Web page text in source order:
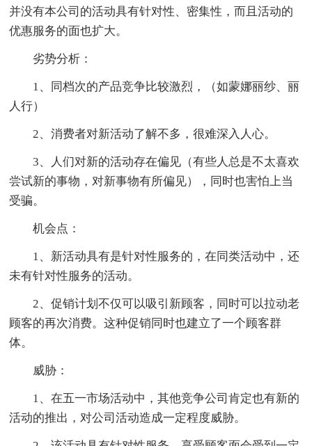
并没有本公司的活动具有针对性、密集性，而且活动的
优惠服务的面也扩大。
劣势分析：
1、同档次的产品竞争比较激烈，（如蒙娜丽纱、丽
人行）
2、消费者对新活动了解不多，很难深入人心。
3、人们对新的活动存在偏见（有些人总是不太喜欢
尝试新的事物，对新事物有所偏见），同时也害怕上当
受骗。
机会点：
1、新活动具有是针对性服务的，在同类活动中，还
未有针对性服务的活动。
2、促销计划不仅可以吸引新顾客，同时可以拉动老
顾客的再次消费。这种促销同时也建立了一个顾客群
体。
威胁：
1、在五一市场活动中，其他竞争公司肯定也有新的
活动的推出，对公司活动造成一定程度威胁。